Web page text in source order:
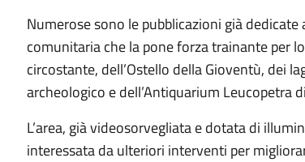
Numerose sono le pubblicazioni già
comunitaria che la pone forza trainante per
circostante, dell’Ostello della Gioventù, dei
archeologico e dell’Antiquarium Leucopetra
L’area, già videosorvegliata e dotata di
interessata da ulteriori interventi per